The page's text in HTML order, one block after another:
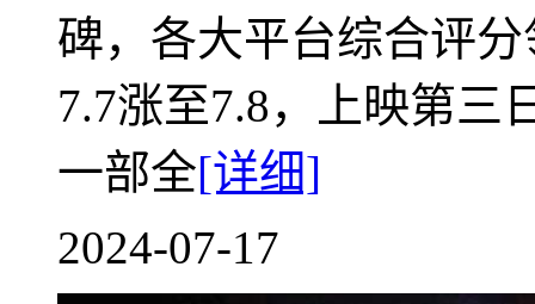
碑，各大平台综合评
7.7涨至7.8，上映第三
一部全[详细]
2024-07-17